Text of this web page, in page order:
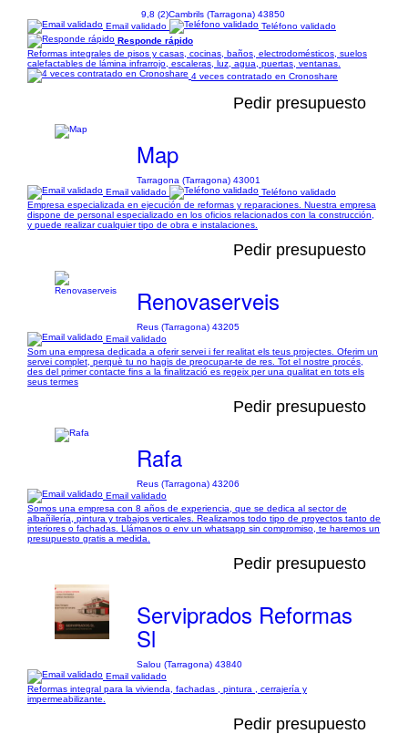
9,8 (2)Cambrils (Tarragona) 43850
Email validado
Teléfono validado
Responde rápido
Reformas integrales de pisos y casas, cocinas, baños, electrodomésticos, suelos
calefactables de lámina infrarrojo, escaleras, luz, agua, puertas, ventanas.
4 veces contratado en Cronoshare
Pedir presupuesto
Map
Tarragona (Tarragona) 43001
Email validado
Teléfono validado
Empresa especializada en ejecución de reformas y reparaciones. Nuestra empresa
dispone de personal especializado en los oficios relacionados con la construcción,
y puede realizar cualquier tipo de obra e instalaciones.
Pedir presupuesto
Renovaserveis
Reus (Tarragona) 43205
Email validado
Som una empresa dedicada a oferir servei i fer realitat els teus projectes. Oferim un
servei complet, perquè tu no hagis de preocupar-te de res. Tot el nostre procés,
des del primer contacte fins a la finalització es regeix per una qualitat en tots els
seus termes
Pedir presupuesto
Rafa
Reus (Tarragona) 43206
Email validado
Somos una empresa con 8 años de experiencia, que se dedica al sector de
albañilería, pintura y trabajos verticales. Realizamos todo tipo de proyectos tanto de
interiores o fachadas. Llámanos o env un whatsapp sin compromiso, te haremos un
presupuesto gratis a medida.
Pedir presupuesto
Serviprados Reformas
Sl
Salou (Tarragona) 43840
Email validado
Reformas integral para la vivienda, fachadas , pintura , cerrajería y
impermeabilizante.
Pedir presupuesto